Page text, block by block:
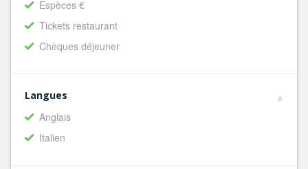
Espèces €
Tickets restaurant
Chèques déjeuner
Langues
Anglais
Italien